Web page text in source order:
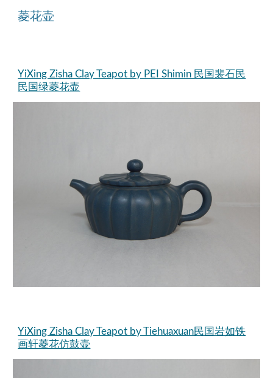
菱花壶
YiXing Zisha Clay Teapot by PEI Shimin 民国裴石民
民国绿菱花壶
YiXing Zisha Clay Teapot by Tiehuaxuan民国岩如铁
画轩菱花仿鼓壶